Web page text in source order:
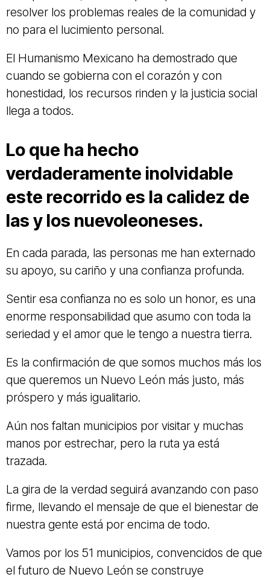
resolver los problemas reales de la comunidad y
no para el lucimiento personal.
El Humanismo Mexicano ha demostrado que
cuando se gobierna con el corazón y con
honestidad, los recursos rinden y la justicia social
llega a todos.
Lo que ha hecho
verdaderamente inolvidable
este recorrido es la calidez de
las y los nuevoleoneses.
En cada parada, las personas me han externado
su apoyo, su cariño y una confianza profunda.
Sentir esa confianza no es solo un honor, es una
enorme responsabilidad que asumo con toda la
seriedad y el amor que le tengo a nuestra tierra.
Es la confirmación de que somos muchos más los
que queremos un Nuevo León más justo, más
próspero y más igualitario.
Aún nos faltan municipios por visitar y muchas
manos por estrechar, pero la ruta ya está
trazada.
La gira de la verdad seguirá avanzando con paso
firme, llevando el mensaje de que el bienestar de
nuestra gente está por encima de todo.
Vamos por los 51 municipios, convencidos de que
el futuro de Nuevo León se construye